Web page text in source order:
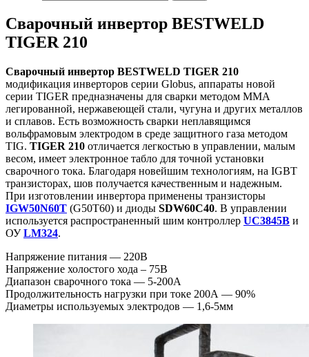
Сварочный инвертор BESTWELD
TIGER 210
Сварочный инвертор BESTWELD TIGER 210
модификация инверторов серии Globus, аппараты новой
серии TIGER предназначены для сварки методом MMA
легированной, нержавеющей стали, чугуна и других металлов
и сплавов. Есть возможность сварки неплавящимся
вольфрамовым электродом в среде защитного газа методом
TIG. TIGER 210 отличается легкостью в управлении, малым
весом, имеет электронное табло для точной установки
сварочного тока. Благодаря новейшим технологиям, на IGBT
транзисторах, шов получается качественным и надежным.
При изготовлении инвертора применены транзисторы
IGW50N60T (G50T60) и диоды SDW60C40. В управлении
используется распространенный шим контроллер UC3845B и
ОУLM324.
Напряжение питания — 220В
Напряжение холостого хода – 75В
Диапазон сварочного тока — 5-200А
Продолжительность нагрузки при токе 200А — 90%
Диаметры используемых электродов — 1,6-5мм